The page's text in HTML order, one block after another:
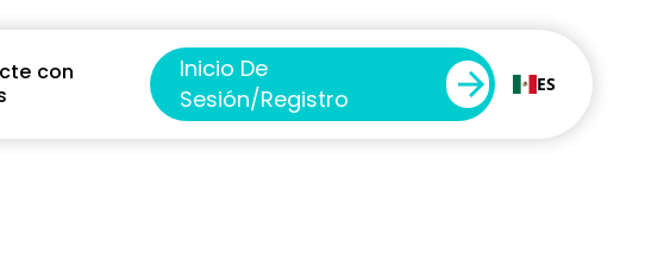
con
Inicio De
Sesión/registro
ES